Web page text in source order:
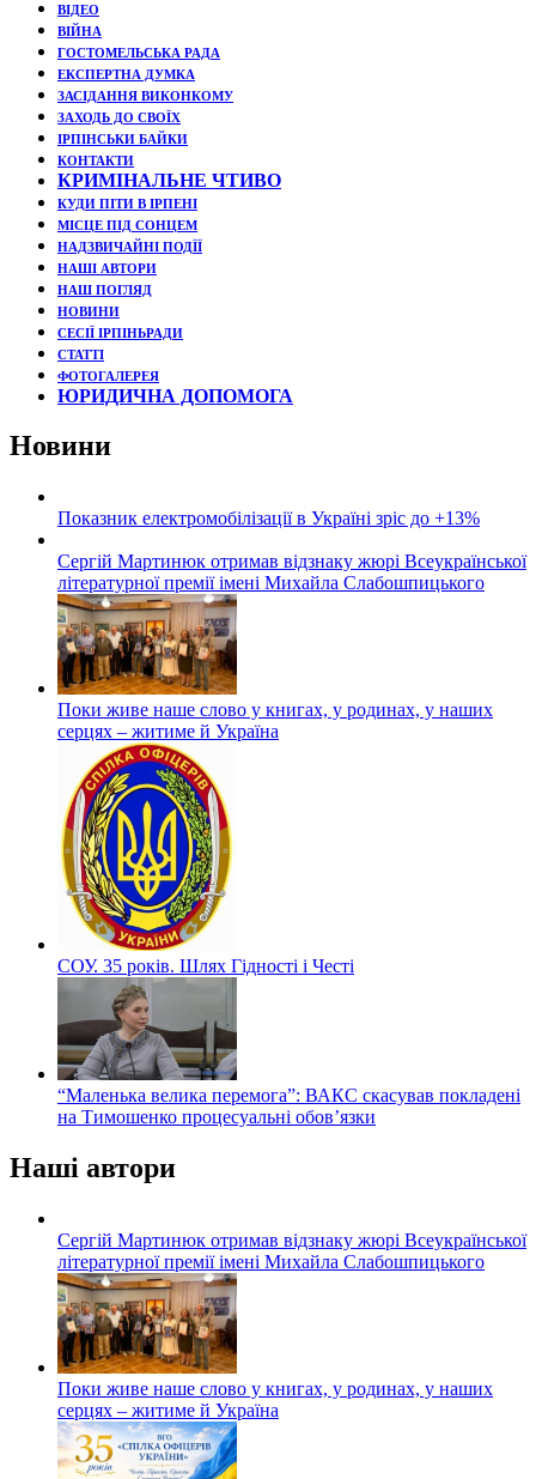
ВІДЕО
ВІЙНА
ГОСТОМЕЛЬСЬКА РАДА
ЕКСПЕРТНА ДУМКА
ЗАСІДАННЯ ВИКОНКОМУ
ЗАХОДЬ ДО СВОЇХ
ІРПІНСЬКИ БАЙКИ
КОНТАКТИ
КРИМІНАЛЬНЕ ЧТИВО
КУДИ ПІТИ В ІРПЕНІ
МІСЦЕ ПІД СОНЦЕМ
НАДЗВИЧАЙНІ ПОДЇЇ
НАШІ АВТОРИ
НАШ ПОГЛЯД
НОВИНИ
СЕСІЇ ІРПІНЬРАДИ
СТАТТІ
ФОТОГАЛЕРЕЯ
ЮРИДИЧНА ДОПОМОГА
Новини
Показник електромобілізації в Україні зріс до +13%
Сергій Мартинюк отримав відзнаку жюрі Всеукраїнської
літературної премії імені Михайла Слабошпицького
Поки живе наше слово у книгах, у родинах, у наших
серцях – житиме й Україна
СОУ. 35 років. Шлях Гідності і Честі
“Маленька велика перемога”: ВАКС скасував покладені
на Тимошенко процесуальні обов’язки
Наші автори
Сергій Мартинюк отримав відзнаку жюрі Всеукраїнської
літературної премії імені Михайла Слабошпицького
Поки живе наше слово у книгах, у родинах, у наших
серцях – житиме й Україна